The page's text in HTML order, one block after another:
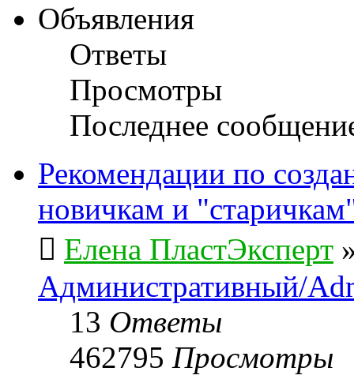
Объявления
Ответы
Просмотры
Последнее
Рекомендации по
новичкам и
Елена ПластЭксперт
Административный/
13 Ответы
462795 Просмотры